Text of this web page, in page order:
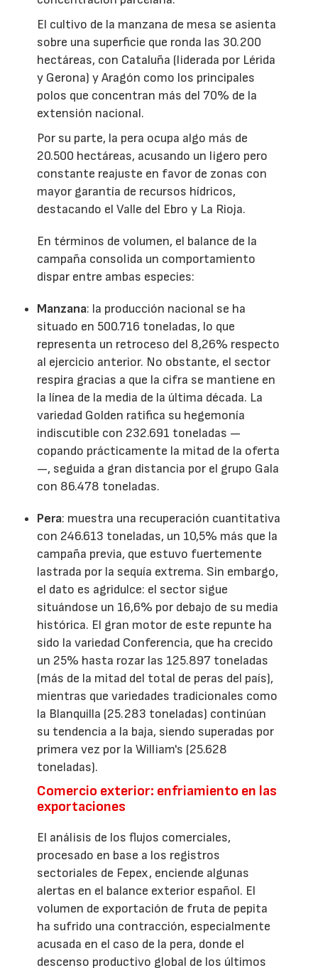
El cultivo de la manzana de mesa se asienta
sobre una superficie que ronda las 30.200
hectáreas, con Cataluña (liderada por Lérida
y Gerona) y Aragón como los principales
polos que concentran más del 70% de la
extensión nacional.
Por su parte, la pera ocupa algo más de
20.500 hectáreas, acusando un ligero pero
constante reajuste en favor de zonas con
mayor garantía de recursos hídricos,
destacando el Valle del Ebro y La Rioja.
En términos de volumen, el balance de la
campaña consolida un comportamiento
dispar entre ambas especies:
Manzana: la producción nacional se ha
situado en 500.716 toneladas, lo que
representa un retroceso del 8,26% respecto
al ejercicio anterior. No obstante, el sector
respira gracias a que la cifra se mantiene en
la línea de la media de la última década. La
variedad Golden ratifica su hegemonía
indiscutible con 232.691 toneladas —
copando prácticamente la mitad de la oferta
—, seguida a gran distancia por el grupo Gala
con 86.478 toneladas.
Pera: muestra una recuperación cuantitativa
con 246.613 toneladas, un 10,5% más que la
campaña previa, que estuvo fuertemente
lastrada por la sequía extrema. Sin embargo,
el dato es agridulce: el sector sigue
situándose un 16,6% por debajo de su media
histórica. El gran motor de este repunte ha
sido la variedad Conferencia, que ha crecido
un 25% hasta rozar las 125.897 toneladas
(más de la mitad del total de peras del país),
mientras que variedades tradicionales como
la Blanquilla (25.283 toneladas) continúan
su tendencia a la baja, siendo superadas por
primera vez por la William's (25.628
toneladas).
Comercio exterior: enfriamiento en las
exportaciones
El análisis de los flujos comerciales,
procesado en base a los registros
sectoriales de Fepex, enciende algunas
alertas en el balance exterior español. El
volumen de exportación de fruta de pepita
ha sufrido una contracción, especialmente
acusada en el caso de la pera, donde el
descenso productivo global de los últimos